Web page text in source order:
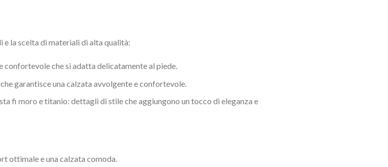
e la scelta di materiali di alta qualità:
che si adatta delicatamente al piede.
garantisce una calzata avvolgente e confortevole.
fi moro e titanio: dettagli di stile che aggiungono un tocco di eleganza e
ottimale e una calzata comoda.